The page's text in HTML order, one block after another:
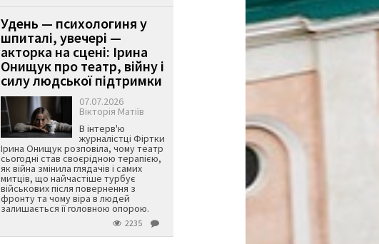
Удень — психологиня у
шпиталі, увечері —
акторка на сцені: Ірина
Онищук про театр, війну і
силу людської підтримки
07.07.2026
Вікторія Матіїв
В інтерв'ю
журналістці Фіртки
Ірина Онищук розповіла, чому театр
сьогодні став своєрідною терапією,
як війна змінила глядачів і самих
митців, що найчастіше турбує
військових після повернення з
фронту та чому віра в людей
залишається її головною опорою.
2235